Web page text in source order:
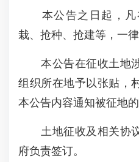
本公告之日起，凡
栽、抢种、抢建等，一律
本公告在征收土地涉
组织所在地予以张贴，
本公告内容通知被征地的
土地征收及相关协议
府负责签订。